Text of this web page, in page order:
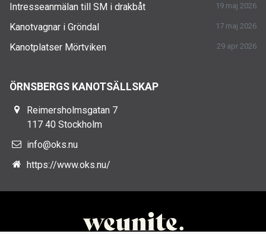
Intresseanmälan till SM i drakbåt 19 maj 2026
Kanotvagnar i Gröndal 17 maj 2026
Kanotplatser Mörtviken 29 apr 2026
ÖRNSBERGS KANOTSÄLLSKAP
Reimersholmsgatan 7
117 40 Stockholm
info@oks.nu
https://www.oks.nu/